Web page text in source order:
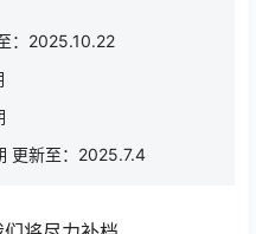
：2025.10.22
更新至：2025.7.4